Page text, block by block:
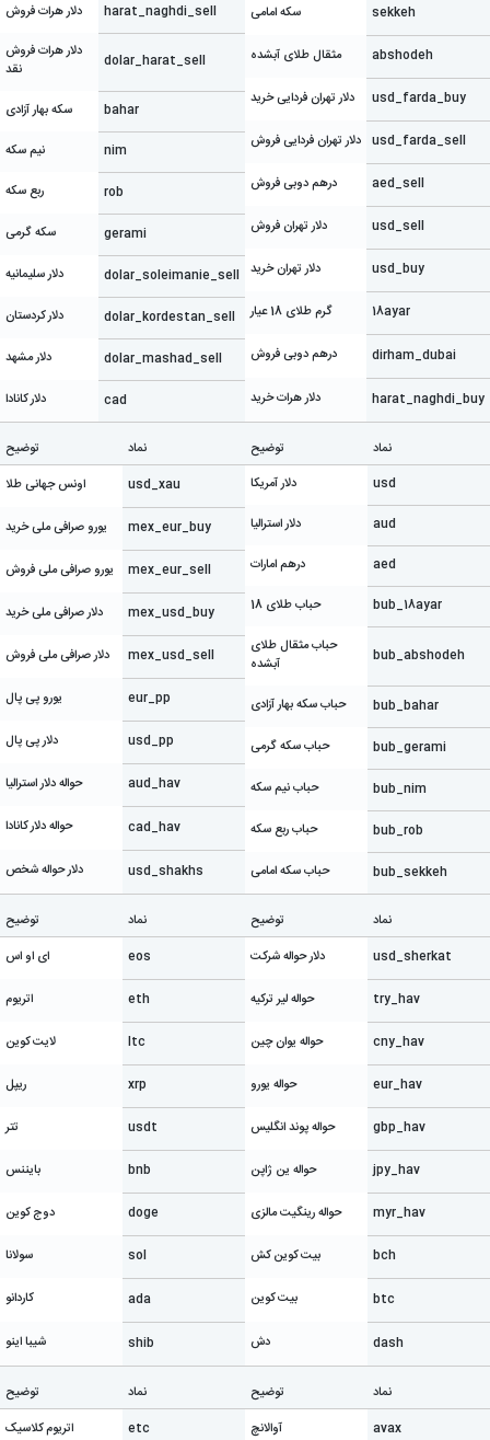
sekkeh
سکه امامی
abshodeh مثقال طلای آبشده
usd_farda_buy دلار تهران فردایی خرید
usd_farda_sell دلار تهران فردایی فروش
aed_sell درهم دوبی فروش
usd_sell دلار تهران فروش
usd_buy دلار تهران خرید
18ayar گرم طلای 18 عیار
dirham_dubai درهم دوبی فروش
harat_naghdi_buy دلار هرات خرید
harat_naghdi_sell
دلار هرات فروش
dolar_harat_sell
دلار هرات فروش
نقد
bahar سکه بهار آزادی
nim نیم سکه
rob ربع سکه
gerami سکه گرمی
dolar_soleimanie_sell دلار سلیمانیه
dolar_kordestan_sell دلار کردستان
dolar_mashad_sell دلار مشهد
cad دلار کانادا
نماد
توضیح
usd
دلار آمریکا
aud دلار استرالیا
aed درهم امارات
bub_18ayar حباب طلای 18
bub_abshodeh
حباب مثقال طلای
آبشده
bub_bahar حباب سکه بهار آزادی
bub_gerami حباب سکه گرمی
bub_nim حباب نیم سکه
bub_rob حباب ربع سکه
bub_sekkeh حباب سکه امامی
نماد
توضیح
usd_xau
اونس جهانی طلا
mex_eur_buy یورو صرافی ملی خرید
mex_eur_sell یورو صرافی ملی فروش
mex_usd_buy دلار صرافی ملی خرید
mex_usd_sell دلار صرافی ملی فروش
eur_pp یورو پی پال
usd_pp دلار پی پال
aud_hav حواله دلار استرالیا
cad_hav حواله دلار کانادا
usd_shakhs دلار حواله شخص
نماد
توضیح
usd_sherkat
دلار حواله شرکت
try_hav حواله لیر ترکیه
cny_hav حواله یوان چین
eur_hav حواله یورو
gbp_hav حواله پوند انگلیس
jpy_hav حواله ین ژاپن
myr_hav حواله رینگیت مالزی
bch بیت کوین کش
btc بیت کوین
dash دش
نماد
توضیح
eos
ای او اس
eth اتریوم
ltc لایت کوین
xrp ریپل
usdt تتر
bnb بایننس
doge دوج کوین
sol سولانا
ada کاردانو
shib شیبا اینو
نماد
توضیح
avax
آوالانچ
نماد
توضیح
etc
اتریوم کلاسیک